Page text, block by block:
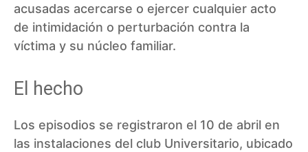
acusadas acercarse o ejercer cualquier acto
de intimidación o perturbación contra la
víctima y su núcleo familiar.
El hecho
Los episodios se registraron el 10 de abril en
las instalaciones del club Universitario, ubicado